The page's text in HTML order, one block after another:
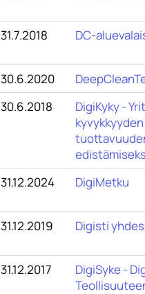
31.7.2018 DC-
30.6.2020
30.6.2018
DigiKyky -
31.12.2024 DigiMetku
31.12.2019 Digisti
31.12.2017
DigiSyke -